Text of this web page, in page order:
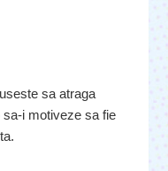
sa atraga
sa-i motiveze sa fie